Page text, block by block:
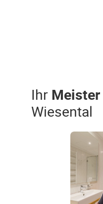
Ihr Meister
Wiesental